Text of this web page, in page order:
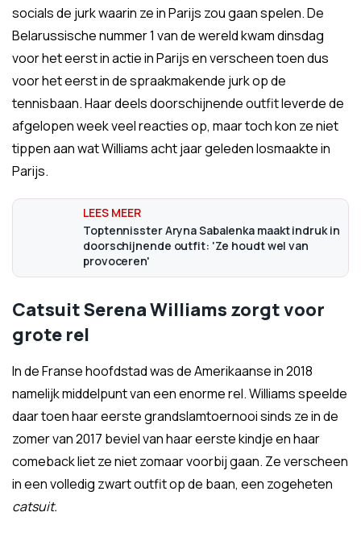
socials de jurk waarin ze in Parijs zou gaan spelen. De
Belarussische nummer 1 van de wereld kwam dinsdag
voor het eerst in actie in Parijs en verscheen toen dus
voor het eerst in de spraakmakende jurk op de
tennisbaan. Haar deels doorschijnende outfit leverde de
afgelopen week veel reacties op, maar toch kon ze niet
tippen aan wat Williams acht jaar geleden losmaakte in
Parijs.
Toptennisster Aryna Sabalenka maakt indruk in
doorschijnende outfit: 'Ze houdt wel van
provoceren'
Catsuit Serena Williams zorgt voor
grote rel
In de Franse hoofdstad was de Amerikaanse in 2018
namelijk middelpunt van een enorme rel. Williams speelde
daar toen haar eerste grandslamtoernooi sinds ze in de
zomer van 2017 beviel van haar eerste kindje en haar
comeback liet ze niet zomaar voorbij gaan. Ze verscheen
in een volledig zwart outfit op de baan, een zogeheten
catsuit.